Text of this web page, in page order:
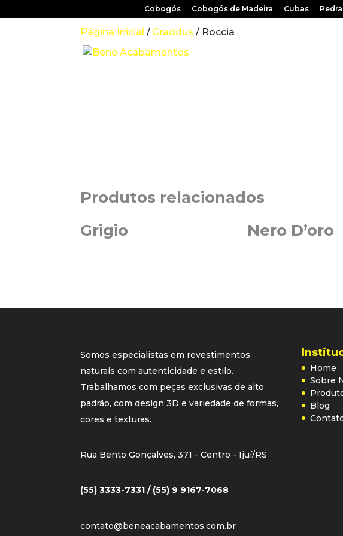
Cobogós Cobogós de Madeira Cubas
Página Inicial / Graddus / Roccia
Produtos relacionados
Grigio
Nero D’oro
Somos especialistas em revestimentos
naturais com autenticidade e estilo.
Trabalhamos com peças exclusivas de alto
padrão, com design 3D e variedade de formas,
cores e texturas.
Rua Bento Gonçalves, 371 - Centro - Ijuí/RS
(55) 3333-7331 / (55) 9 9167-7068
contato@beneacabamentos.com.br
Home
Sobre
Blog